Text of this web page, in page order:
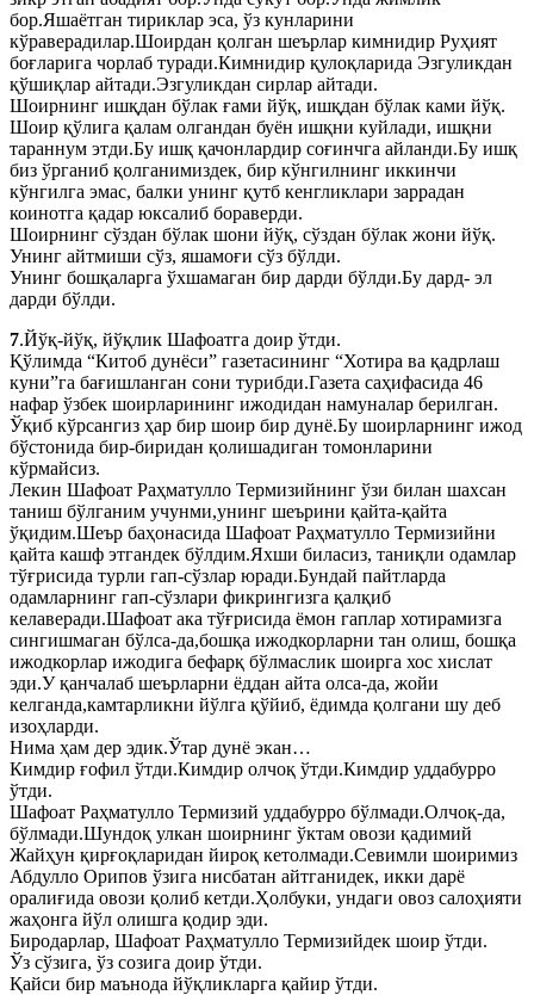
бор.Яшаётган тириклар эса, ўз кунларини
кўраверадилар.Шоирдан қолган шеърлар кимнидир Руҳият
боғларига чорлаб туради.Кимнидир қулоқларида Эзгуликдан
қўшиқлар айтади.Эзгуликдан сирлар айтади.
Шоирнинг ишқдан бўлак ғами йўқ, ишқдан бўлак ками йўқ.
Шоир қўлига қалам олгандан буён ишқни куйлади, ишқни
тараннум этди.Бу ишқ қачонлардир соғинчга айланди.Бу ишқ
биз ўрганиб қолганимиздек, бир кўнгилнинг иккинчи
кўнгилга эмас, балки унинг қутб кенгликлари заррадан
коинотга қадар юксалиб бораверди.
Шоирнинг сўздан бўлак шони йўқ, сўздан бўлак жони йўқ.
Унинг айтмиши сўз, яшамоғи сўз бўлди.
Унинг бошқаларга ўхшамаган бир дарди бўлди.Бу дард- эл
дарди бўлди.
7.Йўқ-йўқ, йўқлик Шафоатга доир ўтди.
Қўлимда “Китоб дунёси” газетасининг “Хотира ва қадрлаш
куни”га бағишланган сони турибди.Газета саҳифасида 46
нафар ўзбек шоирларининг ижодидан намуналар берилган.
Ўқиб кўрсангиз ҳар бир шоир бир дунё.Бу шоирларнинг ижод
бўстонида бир-биридан қолишадиган томонларини
кўрмайсиз.
Лекин Шафоат Раҳматулло Термизийнинг ўзи билан шахсан
таниш бўлганим учунми,унинг шеърини қайта-қайта
ўқидим.Шеър баҳонасида Шафоат Раҳматулло Термизийни
қайта кашф этгандек бўлдим.Яхши биласиз, таниқли одамлар
тўғрисида турли гап-сўзлар юради.Бундай пайтларда
одамларнинг гап-сўзлари фикрингизга қалқиб
келаверади.Шафоат ака тўғрисида ёмон гаплар хотирамизга
сингишмаган бўлса-да,бошқа ижодкорларни тан олиш, бошқа
ижодкорлар ижодига бефарқ бўлмаслик шоирга хос хислат
эди.У қанчалаб шеърларни ёддан айта олса-да, жойи
келганда,камтарликни йўлга қўйиб, ёдимда қолгани шу деб
изоҳларди.
Нима ҳам дер эдик.Ўтар дунё экан…
Кимдир ғофил ўтди.Кимдир олчоқ ўтди.Кимдир уддабурро
ўтди.
Шафоат Раҳматулло Термизий уддабурро бўлмади.Олчоқ-да,
бўлмади.Шундоқ улкан шоирнинг ўктам овози қадимий
Жайҳун қирғоқларидан йироқ кетолмади.Севимли шоиримиз
Абдулло Орипов ўзига нисбатан айтганидек, икки дарё
оралиғида овози қолиб кетди.Ҳолбуки, ундаги овоз салоҳияти
жаҳонга йўл олишга қодир эди.
Биродарлар, Шафоат Раҳматулло Термизийдек шоир ўтди.
Ўз сўзига, ўз созига доир ўтди.
Қайси бир маънода йўқликларга қайир ўтди.